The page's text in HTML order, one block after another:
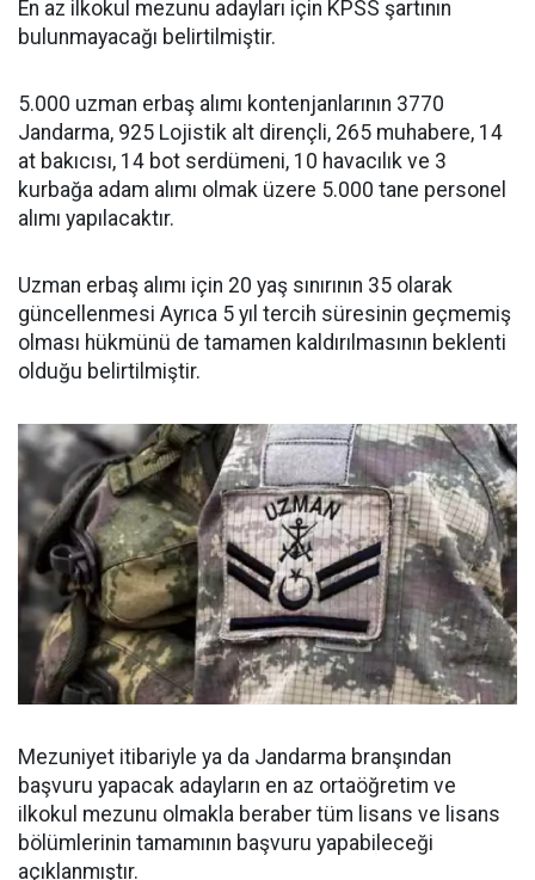
En az ilkokul mezunu adayları için KPSS şartının
bulunmayacağı belirtilmiştir.
5.000 uzman erbaş alımı kontenjanlarının 3770
Jandarma, 925 Lojistik alt dirençli, 265 muhabere, 14
at bakıcısı, 14 bot serdümeni, 10 havacılık ve 3
kurbağa adam alımı olmak üzere 5.000 tane personel
alımı yapılacaktır.
Uzman erbaş alımı için 20 yaş sınırının 35 olarak
güncellenmesi Ayrıca 5 yıl tercih süresinin geçmemiş
olması hükmünü de tamamen kaldırılmasının beklenti
olduğu belirtilmiştir.
Mezuniyet itibariyle ya da Jandarma branşından
başvuru yapacak adayların en az ortaöğretim ve
ilkokul mezunu olmakla beraber tüm lisans ve lisans
bölümlerinin tamamının başvuru yapabileceği
açıklanmıştır.